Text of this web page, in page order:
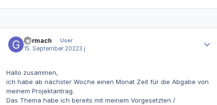
garmach
User
15. September 20223 j
Hallo zusammen,
ich habe ab nächster Woche einen Monat Zeit für die Abgabe von
meinem Projektantrag.
Das Thema habe ich bereits mit meinem Vorgesetzten /